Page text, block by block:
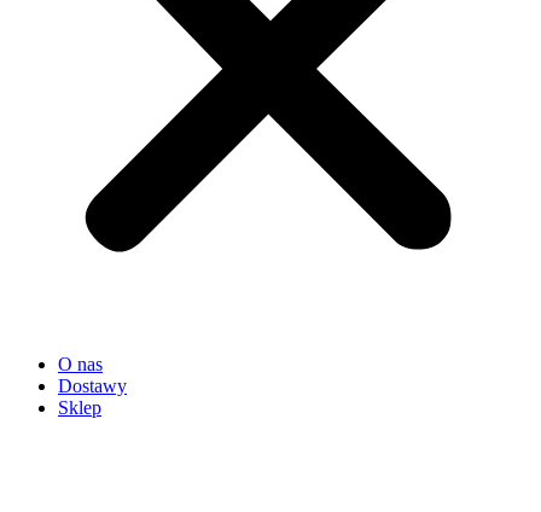
O nas
Dostawy
Sklep